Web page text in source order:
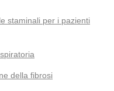
staminali per i pazienti
della fibrosi